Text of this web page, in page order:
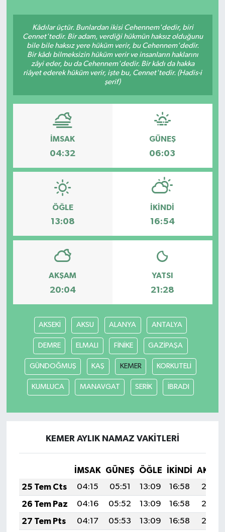
Kâdılar üçtür. Bunlardan ikisi Cehennem'dedir, biri
Cennet'tedir. Bir adam, verdiği hükmün haksız olduğunu
bile bile haksız yere hüküm verir, bu Cehennem'dedir.
Bir kâdı bilmeksizin hüküm verir ve insanların haklarını
zâyi eder, bu da Cehennem'dedir. Bir kâdı da hakka
riâyet ederek hüküm verir, işte bu, Cennet'tedir. (Hadis-i
şerif)
İMSAK
04:32
GÜNEŞ
06:03
ÖĞLE
13:08
İKINDI
16:54
AKŞAM
20:04
YATSI
21:28
AKSEKİ AKSU ALANYA ANTALYA
DEMRE ELMALI FİNİKE GAZİPAŞA
GÜNDOĞMUŞ KAŞ KEMER KORKUTELİ
KUMLUCA MANAVGAT SERİK İBRADI
KEMER AYLIK NAMAZ VAKITLERI
İMSAK GÜNEŞ ÖĞLE İKINDI
25 Tem Cts
04:15 05:51 13:09 16:58
20:18
26 Tem Paz
04:16 05:52 13:09 16:58
20:17
27 Tem Pts
04:17 05:53 13:09 16:58
20:16